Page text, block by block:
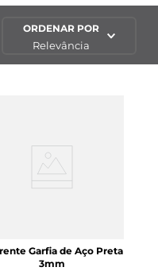
ORDENAR POR
Relevância
Garfia de Aço Preta
3mm